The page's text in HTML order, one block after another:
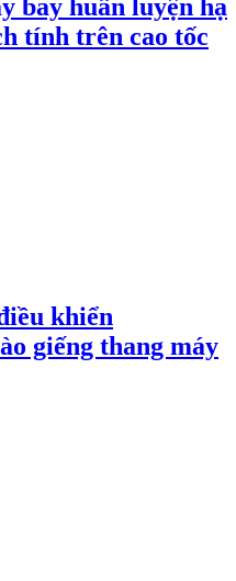
bay huấn luyện hạ
tính trên cao tốc
khiển
giếng thang máy